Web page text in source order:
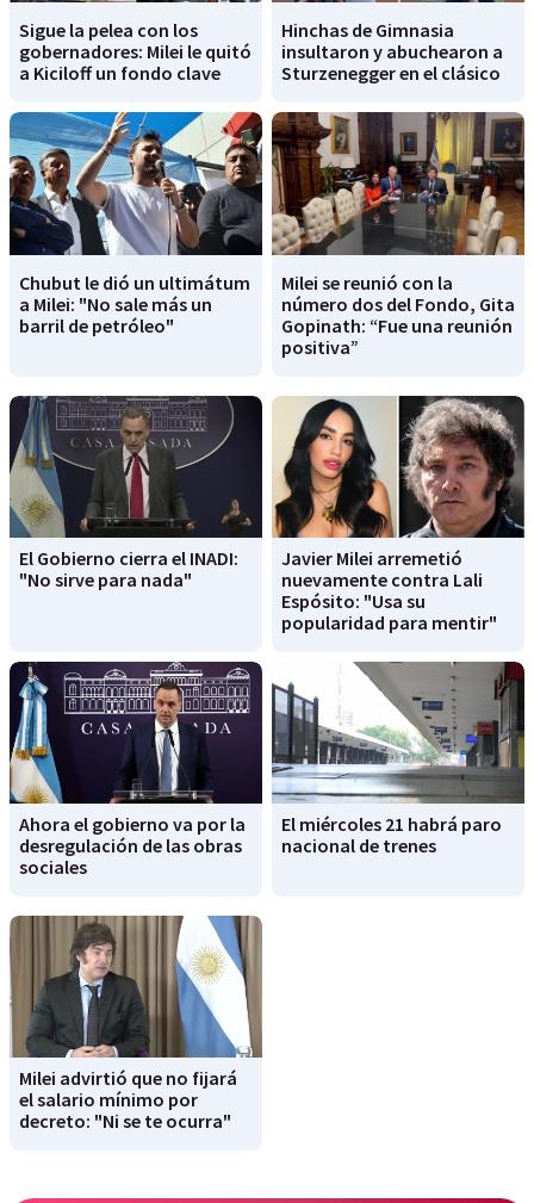
Sigue la pelea con los
gobernadores: Milei le quitó
a Kiciloff un fondo clave
Hinchas de Gimnasia
insultaron y abuchearon a
Sturzenegger en el clásico
Chubut le dió un ultimátum
a Milei: "No sale más un
barril de petróleo"
Milei se reunió con la
número dos del Fondo, Gita
Gopinath: “Fue una reunión
positiva”
El Gobierno cierra el INADI:
"No sirve para nada"
Javier Milei arremetió
nuevamente contra Lali
Espósito: "Usa su
popularidad para mentir"
Ahora el gobierno va por la
desregulación de las obras
sociales
El miércoles 21 habrá paro
nacional de trenes
Milei advirtió que no fijará
el salario mínimo por
decreto: "Ni se te ocurra"